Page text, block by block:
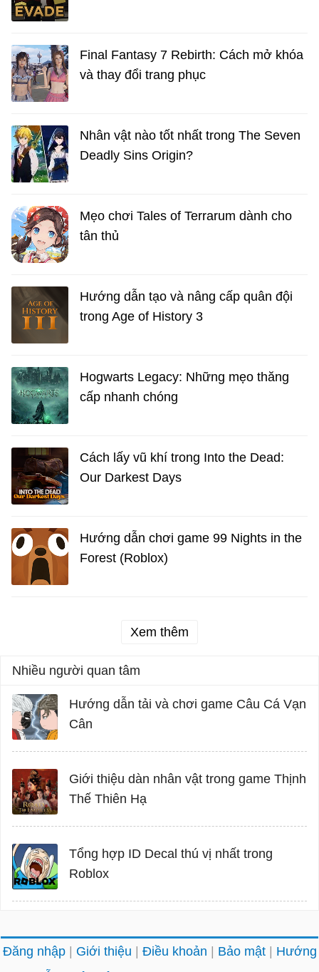
Final Fantasy 7 Rebirth: Cách mở khóa
và thay đổi trang phục
Nhân vật nào tốt nhất trong The Seven
Deadly Sins Origin?
Mẹo chơi Tales of Terrarum dành cho
tân thủ
Hướng dẫn tạo và nâng cấp quân đội
trong Age of History 3
Hogwarts Legacy: Những mẹo thăng
cấp nhanh chóng
Cách lấy vũ khí trong Into the Dead:
Our Darkest Days
Hướng dẫn chơi game 99 Nights in the
Forest (Roblox)
Xem thêm
Nhiều người quan tâm
Hướng dẫn tải và chơi game Câu Cá Vạn
Cân
Giới thiệu dàn nhân vật trong game Thịnh
Thế Thiên Hạ
Tổng hợp ID Decal thú vị nhất trong
Roblox
Đăng nhập Giới thiệu Điều khoản Bảo mật
Hướng